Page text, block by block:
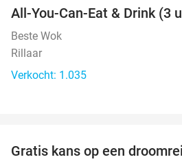
All-You-Can-Eat & Drink (3
Beste Wok
Rillaar
Verkocht: 1.035
Gratis kans op een